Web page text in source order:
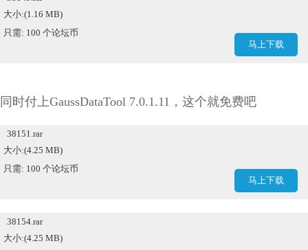
大小:(1.16 MB)
只需: 100 个论坛币
马上下载
同时付上GaussDataTool 7.0.1.11，这个就免费吧
38151.rar
大小:(4.25 MB)
只需: 100 个论坛币
马上下载
38154.rar
大小:(4.25 MB)